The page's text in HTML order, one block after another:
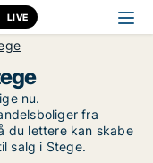
LIVE
nu.
fra
du lettere kan skabe
salg i Stege.